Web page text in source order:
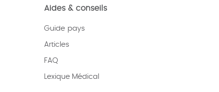
Aides & conseils
Guide pays
Articles
FAQ
Lexique Médical